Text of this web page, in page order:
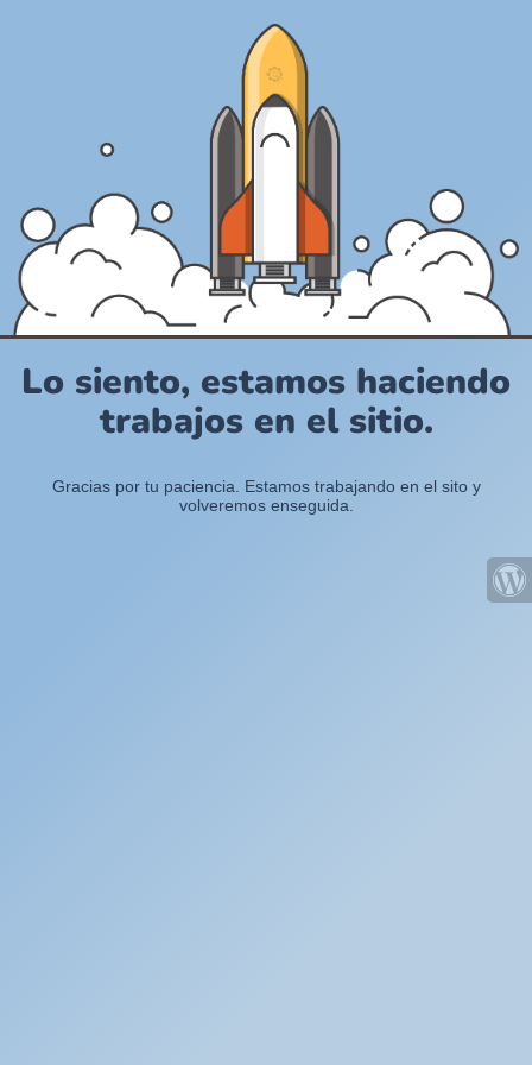
Lo siento, estamos haciendo
trabajos en el sitio.
Gracias por tu paciencia. Estamos trabajando en el sito y
volveremos enseguida.